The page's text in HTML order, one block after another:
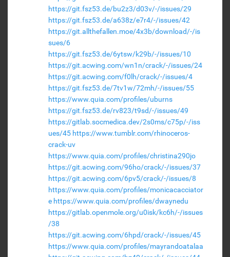
https://git.fsz53.de/bu2z3/d03v/-/issues/29
https://git.fsz53.de/a638z/e7r4/-/issues/42
https://git.allthefallen.moe/4x3b/download/-/is
sues/6
https://git.fsz53.de/6ytsw/k29b/-/issues/10
https://git.acwing.com/wn1n/crack/-/issues/24
https://git.acwing.com/f0lh/crack/-/issues/4
https://git.fsz53.de/7tv1w/72mh/-/issues/55
https://www.quia.com/profiles/uburns
https://git.fsz53.de/rv823/t9sd/-/issues/49
https://gitlab.socmedica.dev/2s0ms/c75p/-/iss
ues/45 https://www.tumblr.com/rhinoceros-
crack-uv
https://www.quia.com/profiles/christina290jo
https://git.acwing.com/96ho/crack/-/issues/37
https://git.acwing.com/6pv5/crack/-/issues/8
https://www.quia.com/profiles/monicacacciator
e https://www.quia.com/profiles/dwaynedu
https://gitlab.openmole.org/u0isk/kc6h/-/issues
/38
https://git.acwing.com/6hpd/crack/-/issues/45
https://www.quia.com/profiles/mayrandoatalaa